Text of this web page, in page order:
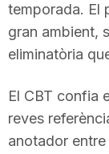
temporada. El
gran ambient,
eliminatòria
El CBT confia
reves
anotador